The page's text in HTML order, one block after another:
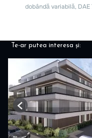
Te-ar putea interesa și:
Previous